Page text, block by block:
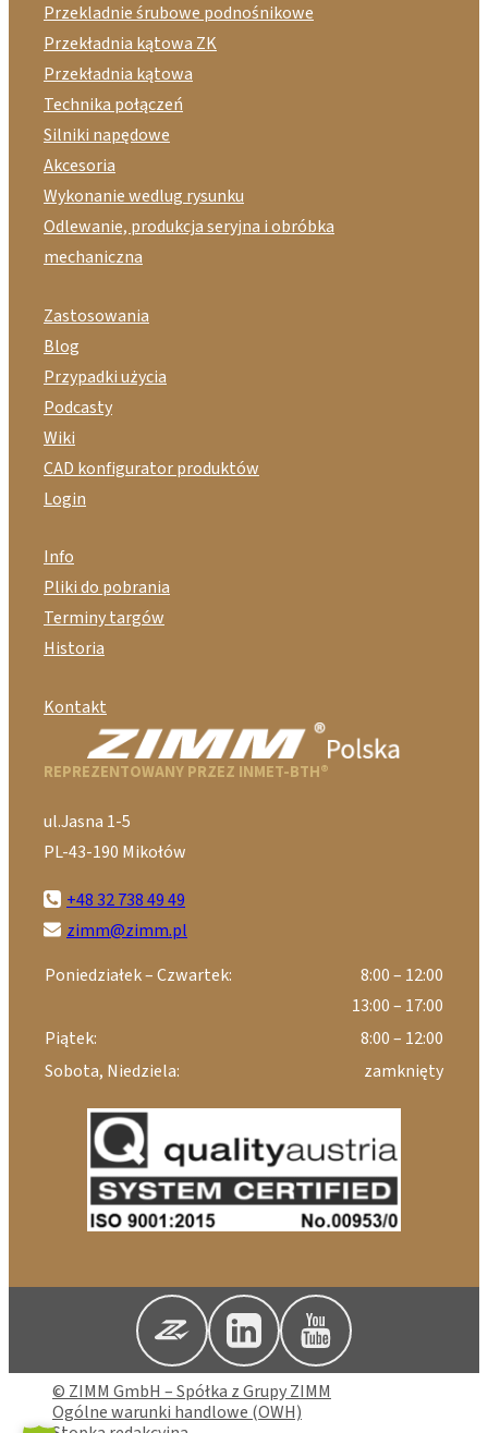
Przekladnie śrubowe podnośnikowe
Przekładnia kątowa ZK
Przekładnia kątowa
Technika połączeń
Silniki napędowe
Akcesoria
Wykonanie wedlug rysunku
Odlewanie, produkcja seryjna i obróbka
mechaniczna
Zastosowania
Blog
Przypadki użycia
Podcasty
Wiki
CAD konfigurator produktów
Login
Info
Pliki do pobrania
Terminy targów
Historia
Kontakt
REPREZENTOWANY PRZEZ INMET-BTH®
ul.Jasna 1-5
PL-43-190 Mikołów
+48 32 738 49 49
zimm@zimm.pl
Poniedziałek – Czwartek:
8:00 – 12:00
13:00 – 17:00
Piątek:
8:00 – 12:00
Sobota, Niedziela:
zamknięty
© ZIMM GmbH – Spółka z Grupy ZIMM
Ogólne warunki handlowe (OWH)